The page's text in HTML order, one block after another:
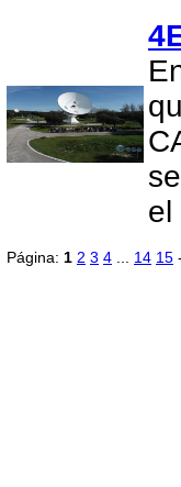
el
Página: 1 2 3 4 14 15 -